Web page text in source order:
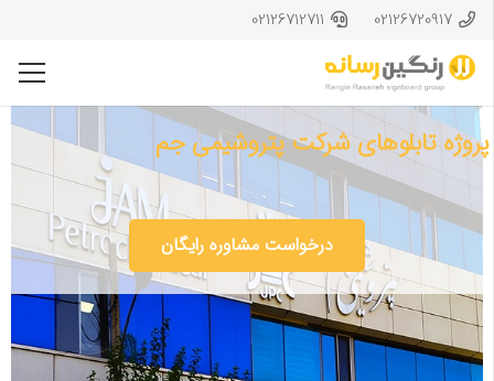
02126720917
02126712711
پروژه تابلوهای شرکت پتروشیمی جم
درخواست مشاوره رایگان